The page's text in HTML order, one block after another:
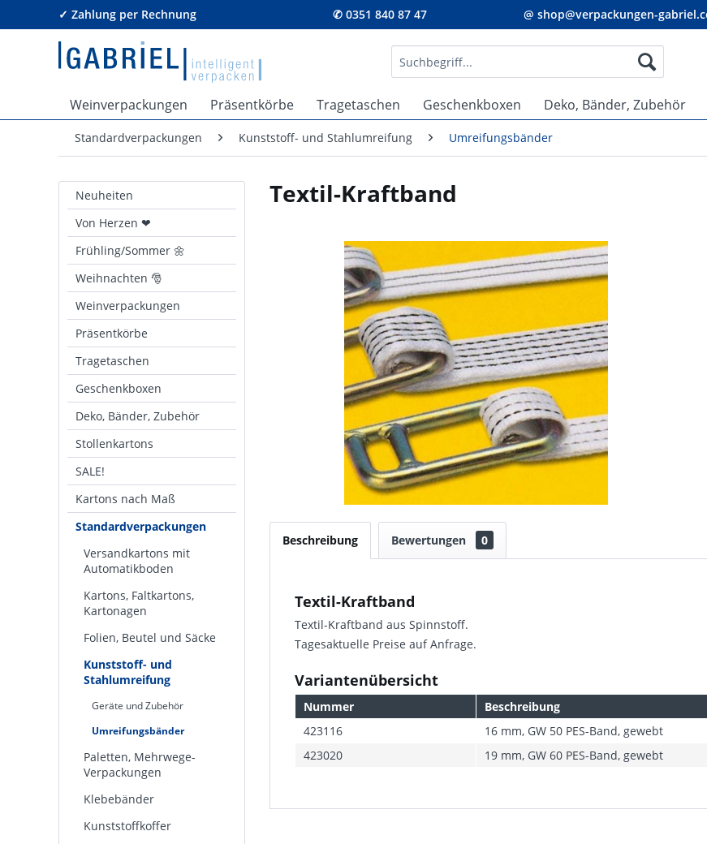
✓ Zahlung per Rechnung ✆ 0351 840 87 47 @ shop@verpackungen-
Weinverpackungen Präsentkörbe Tragetaschen Geschenkboxen Deko, Bänder, Zubehör
Standardverpackungen Kunststoff- und Stahlumreifung Umreifungsbänder
Neuheiten
Von Herzen ❤
Frühling/Sommer 🌼
Weihnachten 🎅
Weinverpackungen
Präsentkörbe
Tragetaschen
Geschenkboxen
Deko, Bänder, Zubehör
Stollenkartons
SALE!
Kartons nach Maß
Standardverpackungen
Versandkartons mit
Automatikboden
Kartons, Faltkartons,
Kartonagen
Folien, Beutel und Säcke
Kunststoff- und
Stahlumreifung
Geräte und Zubehör
Umreifungsbänder
Paletten, Mehrwege-
Verpackungen
Klebebänder
Kunststoffkoffer
Textil-Kraftband
Beschreibung Bewertungen 0
Textil-Kraftband
Textil-Kraftband aus Spinnstoff.
Tagesaktuelle Preise auf Anfrage.
Variantenübersicht
Nummer
Beschreibung
423116
16 mm, GW 50 PES-Band, gewebt
423020
19 mm, GW 60 PES-Band, gewebt